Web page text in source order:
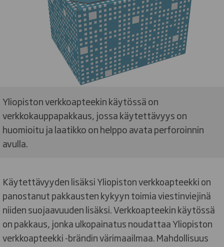
Yliopiston verkkoapteekin käytössä on
verkkokauppapakkaus, jossa käytettävyys on
huomioitu ja laatikko on helppo avata perforoinnin
avulla.
Käytettävyyden lisäksi Yliopiston verkkoapteekki on
panostanut pakkausten kykyyn toimia viestinviejinä
niiden suojaavuuden lisäksi. Verkkoapteekin käytössä
on pakkaus, jonka ulkopainatus noudattaa Yliopiston
verkkoapteekki -brändin värimaailmaa. Mahdollisuus